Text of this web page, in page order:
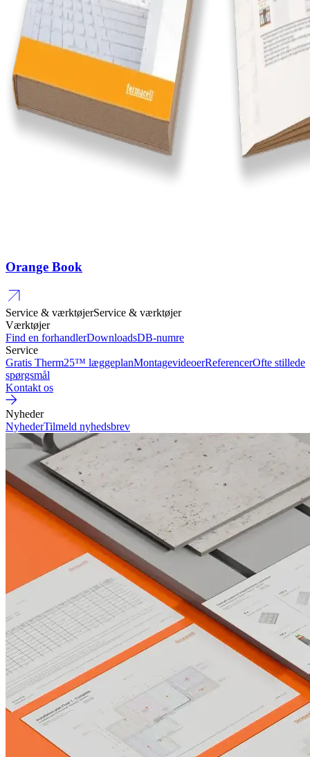
Orange Book
Service & værktøjerService & værktøjer
Værktøjer
Find en forhandlerDownloadsDB-numre
Service
Gratis Therm25™ læggeplanMontagevideoerReferencerOfte stillede
spørgsmål
Kontakt os
Nyheder
NyhederTilmeld nyhedsbrev